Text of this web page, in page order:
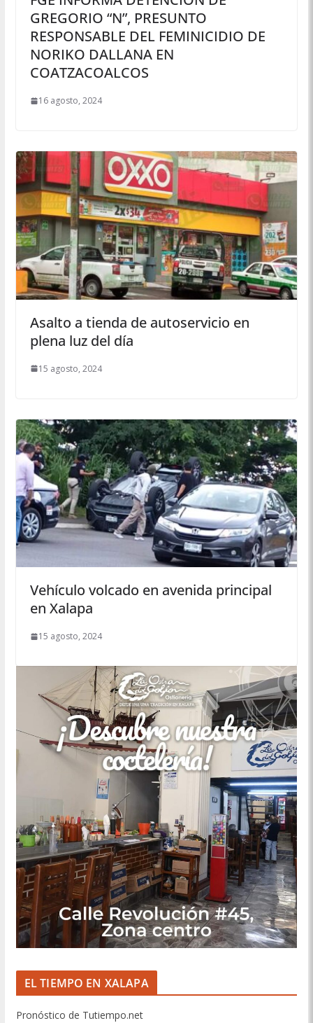
GREGORIO “N”, PRESUNTO
RESPONSABLE DEL FEMINICIDIO DE
NORIKO DALLANA EN
COATZACOALCOS
16 agosto, 2024
Asalto a tienda de autoservicio en
plena luz del día
15 agosto, 2024
Vehículo volcado en avenida principal
en Xalapa
15 agosto, 2024
EL TIEMPO EN XALAPA
Pronóstico de Tutiempo.net